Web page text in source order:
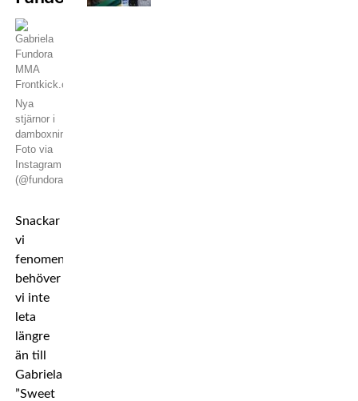
Nya
stjärnor i
damboxningen.
Foto via
Instagram
(@fundoragabriela)
Snackar
vi
fenomen
behöver
vi inte
leta
längre
än till
Gabriela
”Sweet